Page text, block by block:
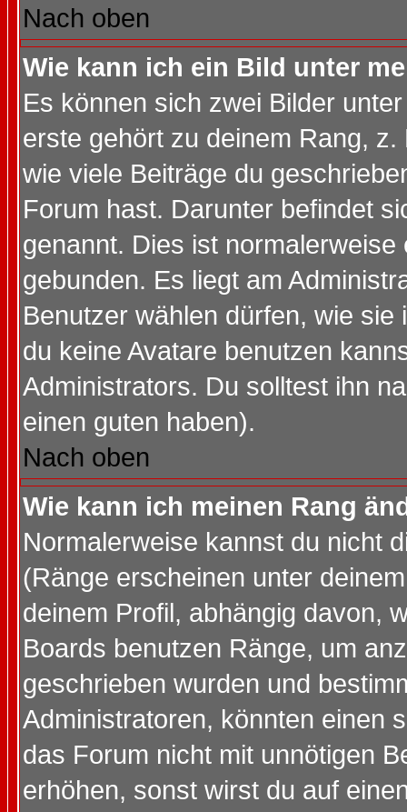
Nach oben
Wie kann ich ein Bild unter
Es können sich zwei Bilder
erste gehört zu deinem Rang,
wie viele Beiträge du
Forum hast. Darunter befindet
genannt. Dies ist
gebunden. Es liegt am
Benutzer wählen dürfen, wie
du keine Avatare benutzen
Administrators. Du solltest ihn
einen guten haben).
Nach oben
Wie kann ich meinen Rang
Normalerweise kannst du nicht
(Ränge erscheinen unter
deinem Profil, abhängig davon,
Boards benutzen Ränge, um
geschrieben wurden und
Administratoren, könnten einen
das Forum nicht mit unnötigen
erhöhen, sonst wirst du auf